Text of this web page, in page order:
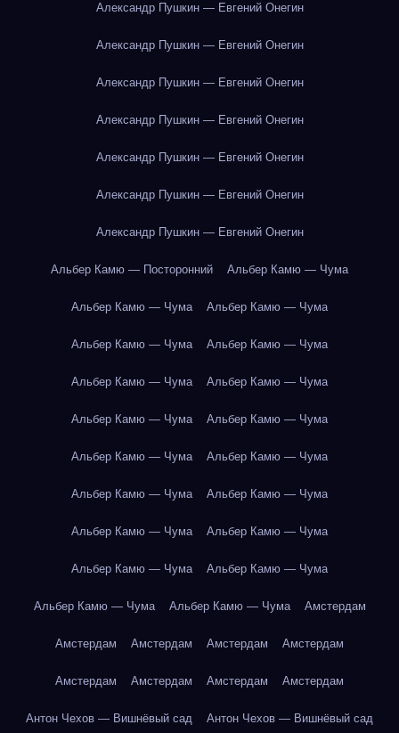
Александр Пушкин — Евгений Онегин
Александр Пушкин — Евгений Онегин
Александр Пушкин — Евгений Онегин
Александр Пушкин — Евгений Онегин
Александр Пушкин — Евгений Онегин
Александр Пушкин — Евгений Онегин
Александр Пушкин — Евгений Онегин
Альбер Камю — Посторонний Альбер Камю — Чума
Альбер Камю — Чума Альбер Камю — Чума
Альбер Камю — Чума Альбер Камю — Чума
Альбер Камю — Чума Альбер Камю — Чума
Альбер Камю — Чума Альбер Камю — Чума
Альбер Камю — Чума Альбер Камю — Чума
Альбер Камю — Чума Альбер Камю — Чума
Альбер Камю — Чума Альбер Камю — Чума
Альбер Камю — Чума Альбер Камю — Чума
Альбер Камю — Чума Альбер Камю — Чума Амстердам
Амстердам Амстердам Амстердам Амстердам
Амстердам Амстердам Амстердам Амстердам
Антон Чехов — Вишнёвый сад Антон Чехов — Вишнёвый сад